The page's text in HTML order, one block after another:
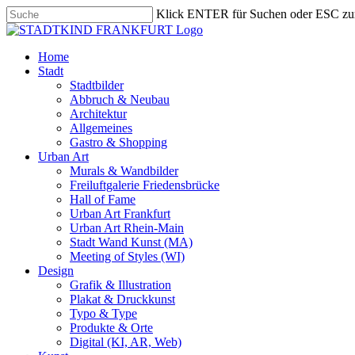
Skip
to
content
Klick ENTER für Suchen oder ESC
Close
search
Menu
Home
Stadt
Stadtbilder
Abbruch & Neubau
Architektur
Allgemeines
Gastro & Shopping
Urban Art
Murals & Wandbilder
Freiluftgalerie Friedensbrücke
Hall of Fame
Urban Art Frankfurt
Urban Art Rhein-Main
Stadt Wand Kunst (MA)
Meeting of Styles (WI)
Design
Grafik & Illustration
Plakat & Druckkunst
Typo & Type
Produkte & Orte
Digital (KI, AR, Web)